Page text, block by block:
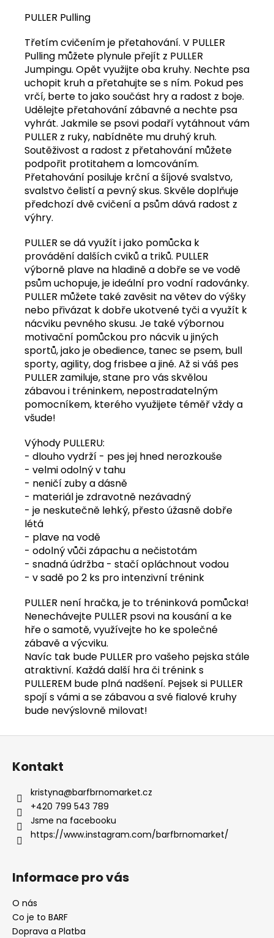
PULLER Pulling
Třetím cvičením je přetahování. V PULLER
Pulling můžete plynule přejít z PULLER
Jumpingu. Opět využijte oba kruhy. Nechte psa
uchopit kruh a přetahujte se s ním. Pokud pes
vrčí, berte to jako součást hry a radost z boje.
Udělejte přetahování zábavné a nechte psa
vyhrát. Jakmile se psovi podaří vytáhnout vám
PULLER z ruky, nabídněte mu druhý kruh.
Soutěživost a radost z přetahování můžete
podpořit protitahem a lomcováním.
Přetahování posiluje krční a šíjové svalstvo,
svalstvo čelistí a pevný skus. Skvěle doplňuje
předchozí dvě cvičení a psům dává radost z
výhry.
PULLER se dá využít i jako pomůcka k
provádění dalších cviků a triků. PULLER
výborně plave na hladině a dobře se ve vodě
psům uchopuje, je ideální pro vodní radovánky.
PULLER můžete také zavěsit na větev do výšky
nebo přivázat k dobře ukotvené tyči a využít k
nácviku pevného skusu. Je také výbornou
motivační pomůckou pro nácvik u jiných
sportů, jako je obedience, tanec se psem, bull
sporty, agility, dog frisbee a jiné. Až si váš pes
PULLER zamiluje, stane pro vás skvělou
zábavou i tréninkem, nepostradatelným
pomocníkem, kterého využijete téměř vždy a
všude!
Výhody PULLERU:
- dlouho vydrží - pes jej hned nerozkouše
- velmi odolný v tahu
- neničí zuby a dásně
- materiál je zdravotně nezávadný
- je neskutečně lehký, přesto úžasně dobře
létá
- plave na vodě
- odolný vůči zápachu a nečistotám
- snadná údržba - stačí opláchnout vodou
- v sadě po 2 ks pro intenzivní trénink
PULLER není hračka, je to tréninková pomůcka!
Nenechávejte PULLER psovi na kousání a ke
hře o samotě, využívejte ho ke společné
zábavě a výcviku.
Navíc tak bude PULLER pro vašeho pejska stále
atraktivní. Každá další hra či trénink s
PULLEREM bude plná nadšení. Pejsek si PULLER
spojí s vámi a se zábavou a své fialové kruhy
bude nevýslovně milovat!
Z
Kontakt
kristyna@barfbrnomarket.cz
+420 799 543 789
Jsme na facebooku
https://www.instagram.com/barfbrnomarket/
Informace pro vás
O nás
Co je to BARF
Doprava a Platba